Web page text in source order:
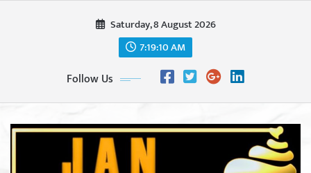
Saturday, 8 August 2026
7:19:11 AM
Follow Us